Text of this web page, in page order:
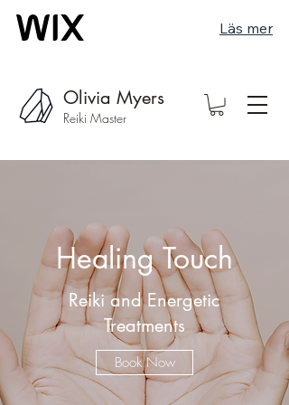
Läs mer